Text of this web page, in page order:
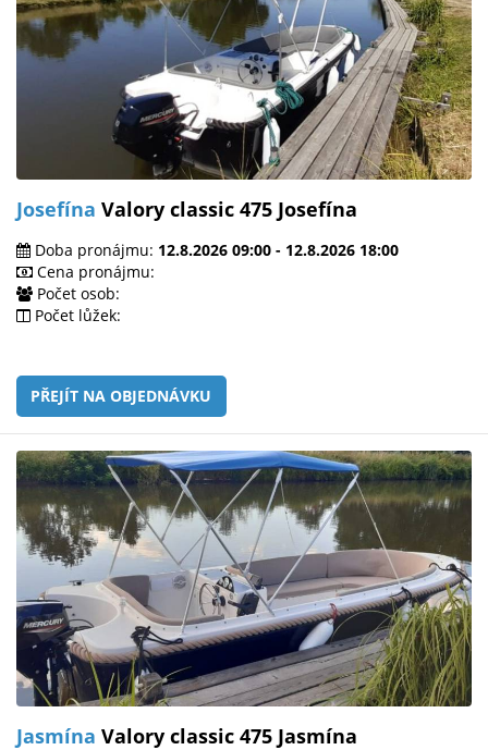
Josefína Valory classic 475 Josefína
Doba pronájmu: 12.8.2026 09:00 - 12.8.2026 18:00
Cena pronájmu:
Počet osob:
Počet lůžek:
PŘEJÍT NA OBJEDNÁVKU
Jasmína Valory classic 475 Jasmína